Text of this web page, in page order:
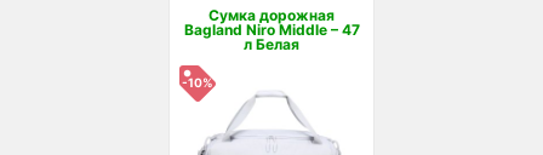
Сумка дорожная
Bagland Niro Middle – 47
л Белая
-10%